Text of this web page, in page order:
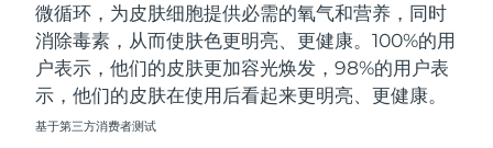
微循环，为皮肤细胞提供必需的氧气和营养，同时
消除毒素，从而使肤色更明亮、更健康。100%的用
户表示，他们的皮肤更加容光焕发，98%的用户表
示，他们的皮肤在使用后看起来更明亮、更健康。
基于第三方消费者测试
阿拉伯联合酋长国 预计送达日期8/12/26
英国 预计送达日期8/11/26
美国